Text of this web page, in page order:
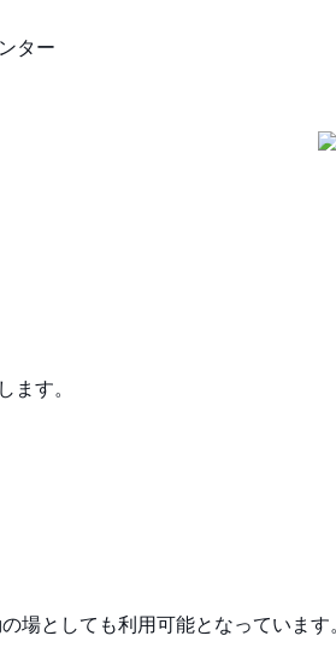
す。
）
場としても利用可能となっています